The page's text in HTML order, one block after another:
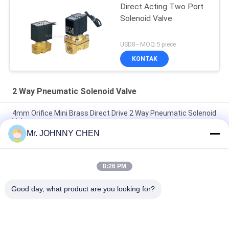
Direct Acting Two Port
Solenoid Valve
USD8-- MOQ:5 piece
KONTAK
2 Way Pneumatic Solenoid Valve
4mm Orifice Mini Brass Direct Drive 2 Way Pneumatic Solenoid
Valve
16~50mm Orifice 2/2 Brass Pneumatic Solenoid Valve
G1/2"~G2" With Viton Seal
High Temperature 1.5MPa 2 Way Pneumatic Solenoid Valve
Mr. JOHNNY CHEN
8:26 PM
Good day, what product are you looking for?